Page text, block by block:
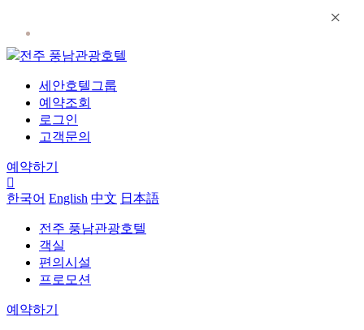
×
전주 풍남관광호텔
세안호텔그룹
예약조회
로그인
고객문의
예약하기
한국어 English 中文 日本語
전주 풍남관광호텔
객실
편의시설
프로모션
예약하기